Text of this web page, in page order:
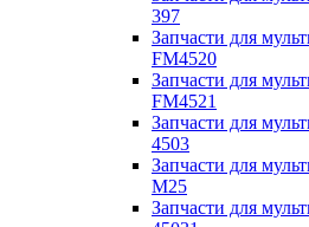
397
Запчасти для
FM4520
Запчасти для
FM4521
Запчасти для
4503
Запчасти для
M25
Запчасти для